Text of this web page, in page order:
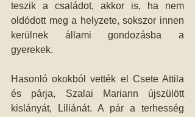
teszik a családot, akkor is, ha nem
oldódott meg a helyzete, sokszor innen
kerülnek állami gondozásba a
gyerekek.
Hasonló okokból vették el Csete Attila
és párja, Szalai Mariann újszülött
kislányát, Liliánát. A pár a terhesség